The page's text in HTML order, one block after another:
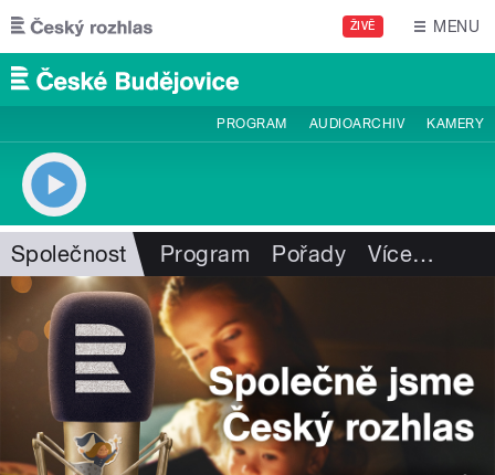
Přejít k hlavnímu obsahu
ŽIVĚ MENU
PROGRAM AUDIOARCHIV KAMERY
Společnost Program Pořady Více…